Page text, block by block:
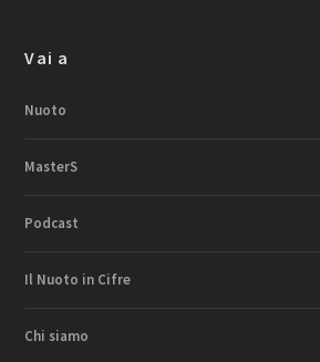
Vai a
Nuoto
MasterS
Podcast
Il Nuoto in Cifre
Chi siamo